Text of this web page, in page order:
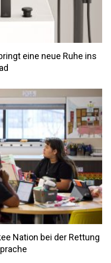
eine neue Ruhe ins
Nation bei der Rettung